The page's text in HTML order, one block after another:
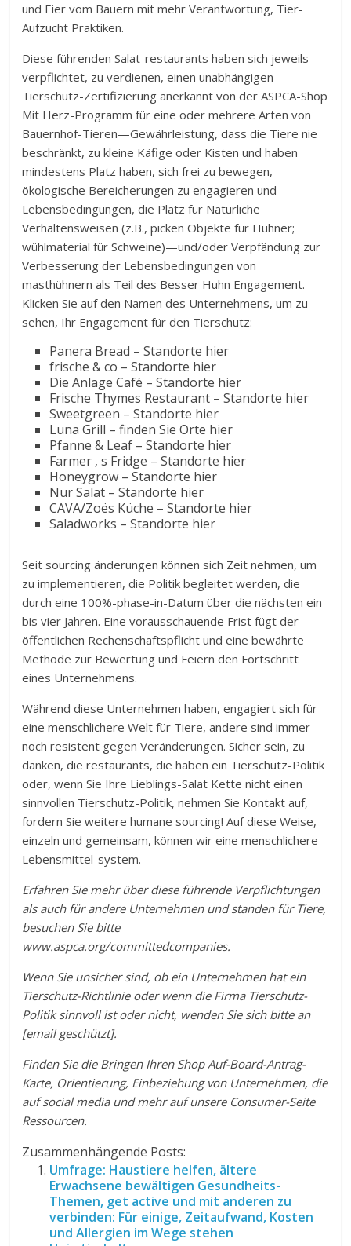
und Eier vom Bauern mit mehr Verantwortung, Tier-
Aufzucht Praktiken.
Diese führenden Salat-restaurants haben sich jeweils
verpflichtet, zu verdienen, einen unabhängigen
Tierschutz-Zertifizierung anerkannt von der ASPCA-Shop
Mit Herz-Programm für eine oder mehrere Arten von
Bauernhof-Tieren—Gewährleistung, dass die Tiere nie
beschränkt, zu kleine Käfige oder Kisten und haben
mindestens Platz haben, sich frei zu bewegen,
ökologische Bereicherungen zu engagieren und
Lebensbedingungen, die Platz für Natürliche
Verhaltensweisen (z.B., picken Objekte für Hühner;
wühlmaterial für Schweine)—und/oder Verpfändung zur
Verbesserung der Lebensbedingungen von
masthühnern als Teil des Besser Huhn Engagement.
Klicken Sie auf den Namen des Unternehmens, um zu
sehen, Ihr Engagement für den Tierschutz:
Panera Bread – Standorte hier
frische & co – Standorte hier
Die Anlage Café – Standorte hier
Frische Thymes Restaurant – Standorte hier
Sweetgreen – Standorte hier
Luna Grill – finden Sie Orte hier
Pfanne & Leaf – Standorte hier
Farmer ‚ s Fridge – Standorte hier
Honeygrow – Standorte hier
Nur Salat – Standorte hier
CAVA/Zoës Küche – Standorte hier
Saladworks – Standorte hier
Seit sourcing änderungen können sich Zeit nehmen, um
zu implementieren, die Politik begleitet werden, die
durch eine 100%-phase-in-Datum über die nächsten ein
bis vier Jahren. Eine vorausschauende Frist fügt der
öffentlichen Rechenschaftspflicht und eine bewährte
Methode zur Bewertung und Feiern den Fortschritt
eines Unternehmens.
Während diese Unternehmen haben, engagiert sich für
eine menschlichere Welt für Tiere, andere sind immer
noch resistent gegen Veränderungen. Sicher sein, zu
danken, die restaurants, die haben ein Tierschutz-Politik
oder, wenn Sie Ihre Lieblings-Salat Kette nicht einen
sinnvollen Tierschutz-Politik, nehmen Sie Kontakt auf,
fordern Sie weitere humane sourcing! Auf diese Weise,
einzeln und gemeinsam, können wir eine menschlichere
Lebensmittel-system.
Erfahren Sie mehr über diese führende Verpflichtungen
als auch für andere Unternehmen und standen für Tiere,
besuchen Sie bitte
www.aspca.org/committedcompanies.
Wenn Sie unsicher sind, ob ein Unternehmen hat ein
Tierschutz-Richtlinie oder wenn die Firma Tierschutz-
Politik sinnvoll ist oder nicht, wenden Sie sich bitte an
[email geschützt].
Finden Sie die Bringen Ihren Shop Auf-Board-Antrag-
Karte, Orientierung, Einbeziehung von Unternehmen, die
auf social media und mehr auf unsere Consumer-Seite
Ressourcen.
Zusammenhängende Posts:
Umfrage: Haustiere helfen, ältere
Erwachsene bewältigen Gesundheits-
Themen, get active und mit anderen zu
verbinden: Für einige, Zeitaufwand, Kosten
und Allergien im Wege stehen